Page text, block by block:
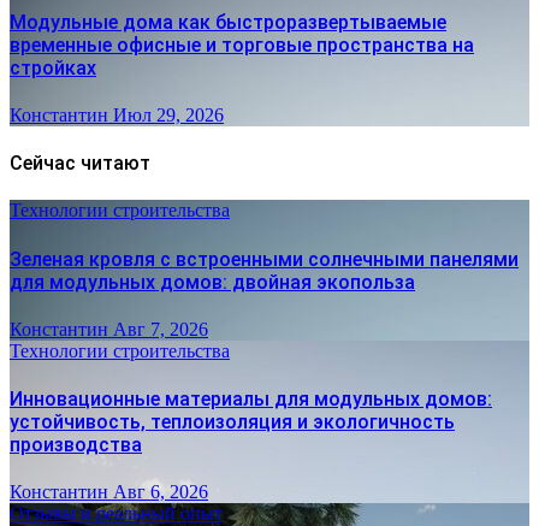
Модульные дома как быстроразвертываемые
временные офисные и торговые пространства на
стройках
Константин Июл 29, 2026
Сейчас читают
Технологии строительства
Зеленая кровля с встроенными солнечными панелями
для модульных домов: двойная экопольза
Константин Авг 7, 2026
Технологии строительства
Инновационные материалы для модульных домов:
устойчивость, теплоизоляция и экологичность
производства
Константин Авг 6, 2026
Отзывы и реальный опыт